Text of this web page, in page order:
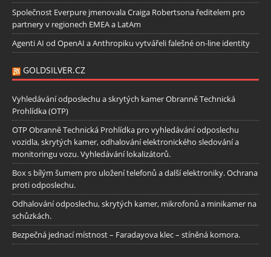
Společnost Everpure jmenovala Craiga Robertsona ředitelem pro
partnery v regionech EMEA a LatAm
Agenti AI od OpenAI a Anthropiku vytvářeli falešné on-line identity
GOLDSILVER.CZ
Vyhledávání odposlechu a skrytých kamer Obranně Technická
Prohlídka (OTP)
OTP Obranně Technická Prohlídka pro vyhledávání odposlechu
vozidla, skrytých kamer, odhalování elektronického sledování a
monitoringu vozu. Vyhledávání lokalizátorů.
Box s bílým šumem pro uložení telefonů a další elektroniky. Ochrana
proti odposlechu.
Odhalování odposlechu, skrytých kamer, mikrofonů a minikamer na
schůzkách.
Bezpečná jednací místnost – Faradayova klec – stíněná komora.